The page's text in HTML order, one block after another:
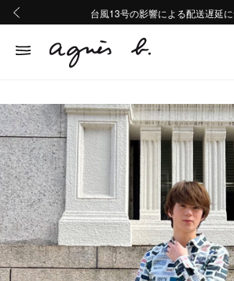
熊本地域地震の影響による配送遅延
Summer Sale
台風13号の影響による配送遅延
熊本地域地震の影響による配送遅延
Summer Sale